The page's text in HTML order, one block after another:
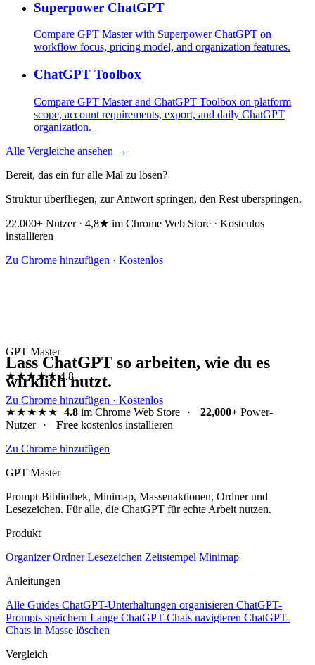
Superpower ChatGPT
Compare GPT Master with Superpower ChatGPT on
workflow focus, pricing model, and organization features.
ChatGPT Toolbox
Compare GPT Master and ChatGPT Toolbox on platform
scope, account requirements, export, and daily ChatGPT
organization.
Alle Vergleiche ansehen →
Bereit, das ein für alle Mal zu lösen?
Struktur überfliegen, zur Antwort springen, den Rest überspringen.
22.000+ Nutzer · 4,8★ im Chrome Web Store · Kostenlos
installieren
Zu Chrome hinzufügen · Kostenlos
GPT Master
★★★★★4.8
Zu Chrome hinzufügen · Kostenlos
Lass ChatGPT so arbeiten, wie du es
wirklich nutzt.
★★★★★ 4.8im Chrome Web Store · 22,000+Power-
Nutzer
· Free kostenlos installieren
Zu Chrome hinzufügen
GPT Master
Prompt-Bibliothek, Minimap, Massenaktionen, Ordner und
Lesezeichen. Für alle, die ChatGPT für echte Arbeit nutzen.
Produkt
OrganizerOrdnerLesezeichen Zeitstempel Minimap
Anleitungen
Alle Guides ChatGPT-Unterhaltungen organisieren ChatGPT-
Prompts speichern Lange ChatGPT-Chats navigieren ChatGPT-
Chats in Masse löschen
Vergleich